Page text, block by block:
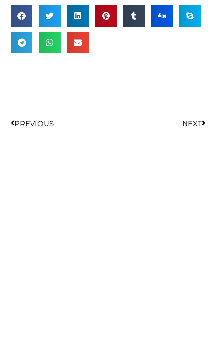
PREVIOUS NEXT